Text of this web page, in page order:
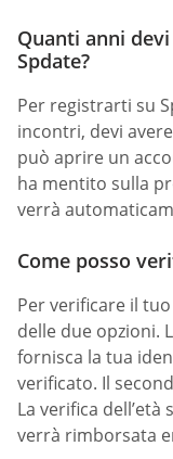
Quanti anni
Spdate?
Per registrarti su
incontri, devi
può aprire un
ha mentito sulla
verrà
Come posso
Per verificare il
delle due opzioni.
fornisca la tua
verificato. Il
La verifica
verrà rimborsata